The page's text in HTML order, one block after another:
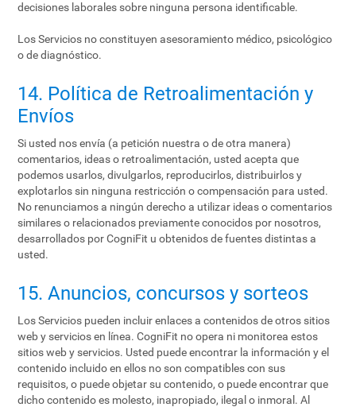
decisiones laborales sobre ninguna persona identificable.
Los Servicios no constituyen asesoramiento médico, psicológico
o de diagnóstico.
14. Política de Retroalimentación y
Envíos
Si usted nos envía (a petición nuestra o de otra manera)
comentarios, ideas o retroalimentación, usted acepta que
podemos usarlos, divulgarlos, reproducirlos, distribuirlos y
explotarlos sin ninguna restricción o compensación para usted.
No renunciamos a ningún derecho a utilizar ideas o comentarios
similares o relacionados previamente conocidos por nosotros,
desarrollados por CogniFit u obtenidos de fuentes distintas a
usted.
15. Anuncios, concursos y sorteos
Los Servicios pueden incluir enlaces a contenidos de otros sitios
web y servicios en línea. CogniFit no opera ni monitorea estos
sitios web y servicios. Usted puede encontrar la información y el
contenido incluido en ellos no son compatibles con sus
requisitos, o puede objetar su contenido, o puede encontrar que
dicho contenido es molesto, inapropiado, ilegal o inmoral. Al